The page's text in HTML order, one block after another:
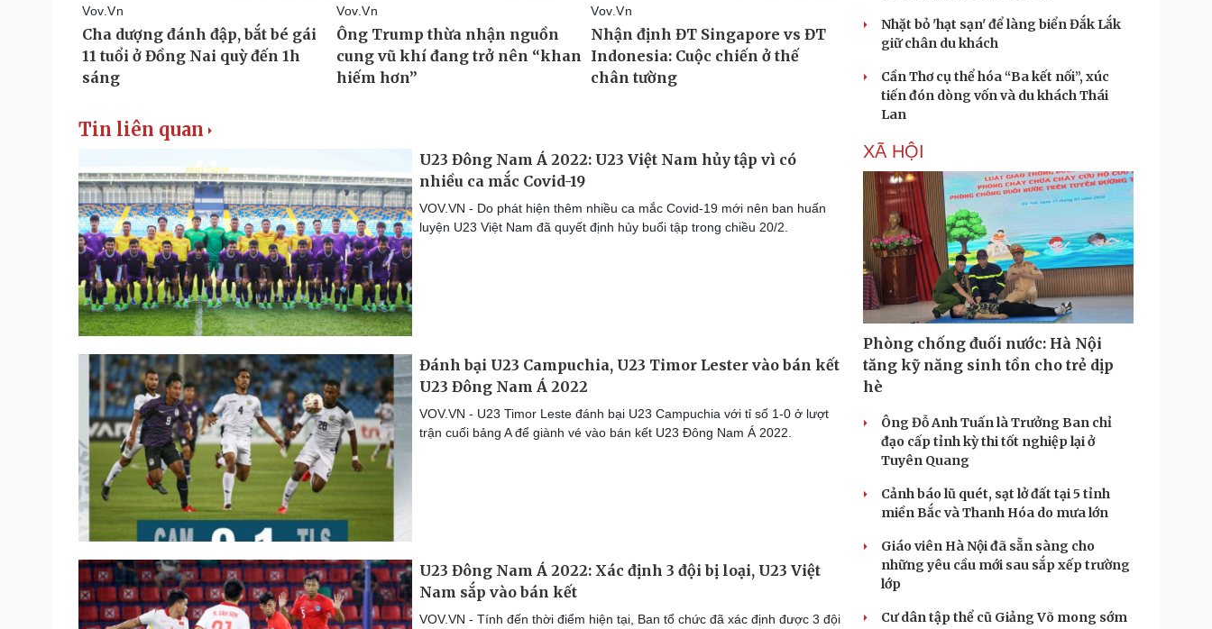
Tin liên quan
U23 Đông Nam Á 2022: U23 Việt Nam hủy tập vì có
nhiều ca mắc Covid-19
VOV.VN - Do phát hiện thêm nhiều ca mắc Covid-19 mới nên ban huấn
luyện U23 Việt Nam đã quyết định hủy buổi tập trong chiều 20/2.
Đánh bại U23 Campuchia, U23 Timor Lester vào bán kết
U23 Đông Nam Á 2022
VOV.VN - U23 Timor Leste đánh bại U23 Campuchia với tỉ số 1-0 ở lượt
trận cuối bảng A để giành vé vào bán kết U23 Đông Nam Á 2022.
U23 Đông Nam Á 2022: Xác định 3 đội bị loại, U23 Việt
Nam sắp vào bán kết
VOV.VN - Tính đến thời điểm hiện tại, Ban tổ chức đã xác định được 3 đội
Nhặt bỏ 'hạt sạn' để làng biển Đắk Lắk
giữ chân du khách
Cần Thơ cụ thể hóa “Ba kết nối”, xúc
tiến đón dòng vốn và du khách Thái
Lan
XÃ HỘI
Phòng chống đuối nước: Hà Nội
tăng kỹ năng sinh tồn cho trẻ dịp
hè
Ông Đỗ Anh Tuấn là Trưởng Ban chỉ
đạo cấp tỉnh kỳ thi tốt nghiệp lại ở
Tuyên Quang
Cảnh báo lũ quét, sạt lở đất tại 5 tỉnh
miền Bắc và Thanh Hóa do mưa lớn
Giáo viên Hà Nội đã sẵn sàng cho
những yêu cầu mới sau sắp xếp trường
lớp
Cư dân tập thể cũ Giảng Võ mong sớm